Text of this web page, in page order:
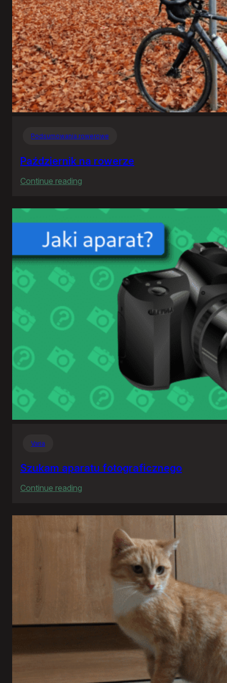
Podsumowania rowerowe
Październik na rowerze
Continue reading
na
rowerze
Varia
Szukam aparatu fotograficznego
Continue reading
aparatu
fotograficznego